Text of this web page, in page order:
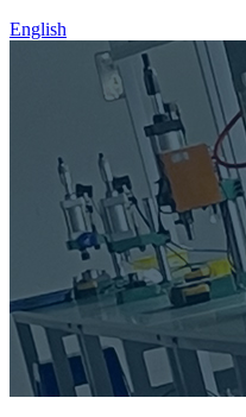
English